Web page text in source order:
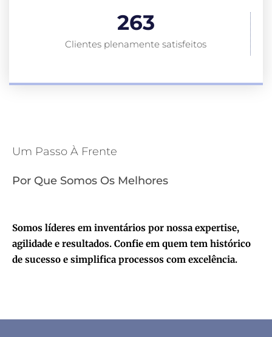
Clientes plenamente satisfeitos
263
Um Passo À Frente
Por Que Somos Os Melhores
Somos líderes em inventários por nossa expertise,
agilidade e resultados. Confie em quem tem histórico
de sucesso e simplifica processos com excelência.